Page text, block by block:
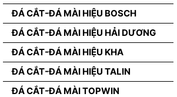
ĐÁ CẮT-ĐÁ MÀI HIỆU BOSCH
ĐÁ CẮT-ĐÁ MÀI HIỆU HẢI DƯƠNG
ĐÁ CẮT-ĐÁ MÀI HIỆU KHA
ĐÁ CẮT-ĐÁ MÀI HIỆU TALIN
ĐÁ CẮT-ĐÁ MÀI TOPWIN